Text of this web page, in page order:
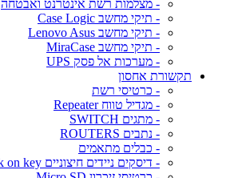
- מצלמות רשת אינטרנט ואבטחה
- תיקי מחשב Case Logic
- תיקי מחשב Lenovo Asus
- תיקי מחשב MiraCase
- מערכות אל פסק UPS
תקשורת אחסון
- כרטיסי רשת
- מגדיל טווח Repeater
- מתגים SWITCH
- נתבים ROUTERS
- כבלים מתאמים
- דיסקים ניידים חיצוניים Disk on key